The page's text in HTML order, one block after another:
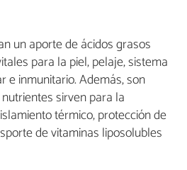
un aporte de ácidos grasos
para la piel, pelaje, sistema
e inmunitario. Además, son
sirven para la
térmico, protección de
de vitaminas liposolubles